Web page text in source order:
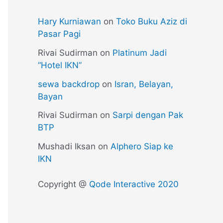
Hary Kurniawan on Toko Buku Aziz di
Pasar Pagi
Rivai Sudirman on Platinum Jadi
“Hotel IKN”
sewa backdrop on Isran, Belayan,
Bayan
Rivai Sudirman on Sarpi dengan Pak
BTP
Mushadi Iksan on Alphero Siap ke
IKN
Copyright @ Qode Interactive 2020